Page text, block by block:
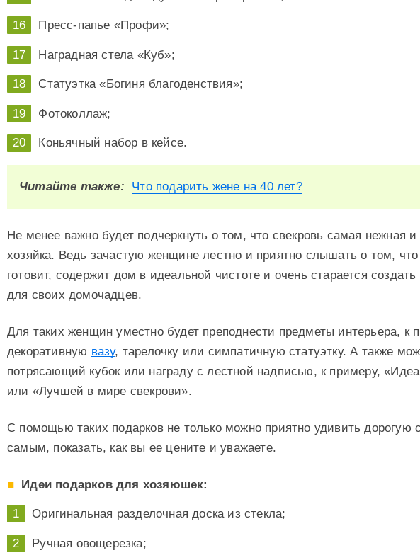
Пресс-папье «Профи»;
Наградная стела «Куб»;
Статуэтка «Богиня благоденствия»;
Фотоколлаж;
Коньячный набор в кейсе.
Читайте также: Что подарить жене на 40 лет?
Не менее важно будет подчеркнуть о том, что свекровь самая нежная и
хозяйка. Ведь зачастую женщине лестно и приятно слышать о том, что
готовит, содержит дом в идеальной чистоте и очень старается
для своих домочадцев.
Для таких женщин уместно будет преподнести предметы интерьера, к
декоративную вазу, тарелочку или симпатичную статуэтку. А также
потрясающий кубок или награду с лестной надписью, к примеру,
или «Лучшей в мире свекрови».
С помощью таких подарков не только можно приятно удивить дорогую
самым, показать, как вы ее цените и уважаете.
Идеи подарков для хозяюшек:
Оригинальная разделочная доска из стекла;
Ручная овощерезка;